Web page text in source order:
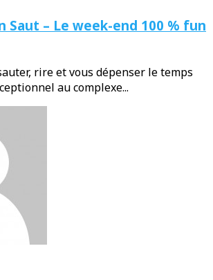
Saut – Le week-end 100 % fun
rire et vous dépenser le temps
au complexe...